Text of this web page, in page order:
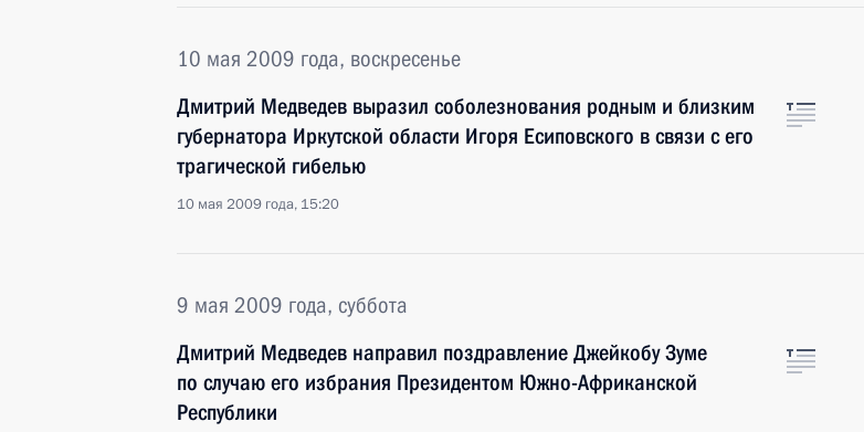
10 мая 2009 года, воскресенье
Дмитрий Медведев выразил соболезнования родным и близким
губернатора Иркутской области Игоря Есиповского в связи с его
трагической гибелью
10 мая 2009 года, 15:20
9 мая 2009 года, суббота
Дмитрий Медведев направил поздравление Джейкобу Зуме
по случаю его избрания Президентом Южно-Африканской
Республики